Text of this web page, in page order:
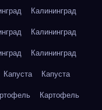
Калининград
Калининград
Калининград
Капуста
Капуста
Картофель